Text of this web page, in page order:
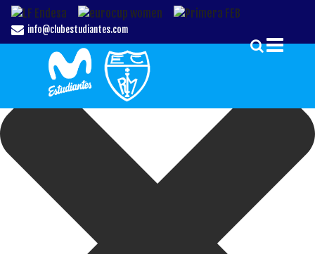
Gestionar el Consentimiento de las Cookies
info@clubestudiantes.com